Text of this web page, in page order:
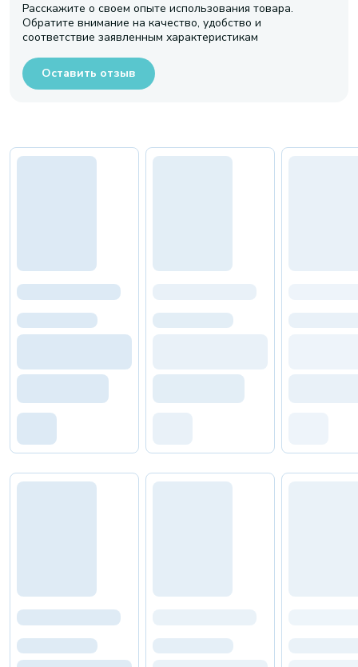
Расскажите о своем опыте использования товара.
Обратите внимание на качество, удобство и
соответствие заявленным характеристикам
Оставить отзыв